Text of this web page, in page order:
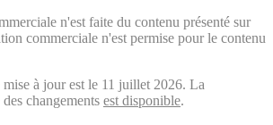
n'est faite du contenu présenté sur
commerciale n'est permise pour le contenu
à jour est le 11 juillet 2026. La
changements est disponible.